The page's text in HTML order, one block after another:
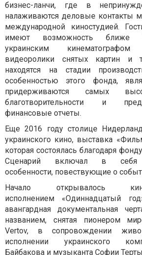
бизнес-ланчи, где в
налаживаются деловые контакты
международной киностудией.
имеют возможность ближе
украинским
видеоролики снятых картин и
находятся на стадии
особенностью этого фонда,
придерживаются самых
благотворительности и
финансовые отчеты.
Еще 2016 году столице
украинского кино, выставка
которая состоялась благодаря
Сценарий включал в себя
особенности, повествующие о
Начало открывалось
исполнением «Одиннадцатый
авангардная документальная
названием, снятая пионером
Vertov, в сопровождении
исполнении украинского
Байбакова и музыканта Софии